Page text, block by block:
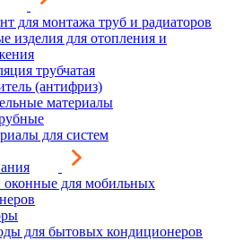
для монтажа труб и радиаторов
изделия для отопления и
трубчатая
(антифриз)
материалы
для систем
оконные для мобильных
для бытовых кондиционеров